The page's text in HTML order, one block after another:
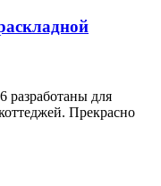
разработаны для
Прекрасно